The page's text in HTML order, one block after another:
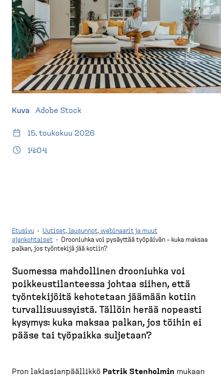
t
u
s
i
v
u
e
s
k
t
o
p
)
Kuva Adobe Stock
15. toukokuu 2026
14:04
u
r
u
p
o
l
Etusivu ·
Uutiset, lausunnot, webinaarit ja muut
ajankohtaiset ·
Drooniuhka voi pysäyttää työpäivän – kuka maksaa
palkan, jos työntekijä jää kotiin?
Suomessa mahdollinen drooniuhka voi
poikkeus­ti­lan­teessa johtaa siihen, että
työnte­kijöitä kehotetaan jäämään kotiin
turval­li­suus­syistä. Tällöin herää nopeasti
kysymys: kuka maksaa palkan, jos töihin ei
pääse tai työpaikka suljetaan?
Pron lakiasian­päällikkö Patrik Stenholmin mukaan